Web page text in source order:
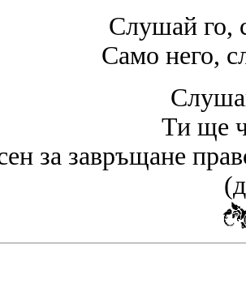
Слушай го,
Само него,
Ти ще
за завръщане